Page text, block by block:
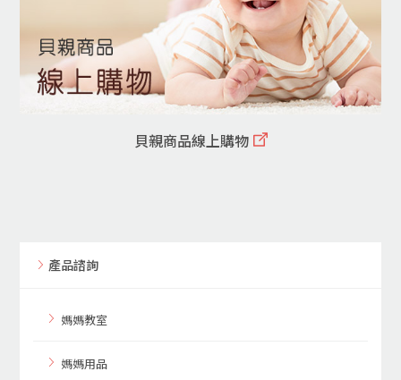
貝親商品線上購物
產品諮詢
媽媽教室
媽媽用品